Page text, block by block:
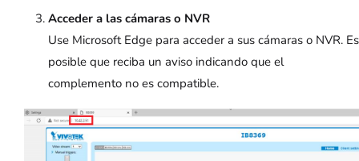
Acceder a las cámaras o NVR
Use Microsoft Edge para acceder a sus cámaras o NVR. Es
posible que reciba un aviso indicando que el
complemento no es compatible.